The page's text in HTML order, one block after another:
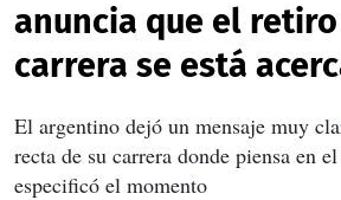
anuncia que el
carrera se está
El argentino dejó un mensaje muy
recta de su carrera donde piensa en
especificó el momento